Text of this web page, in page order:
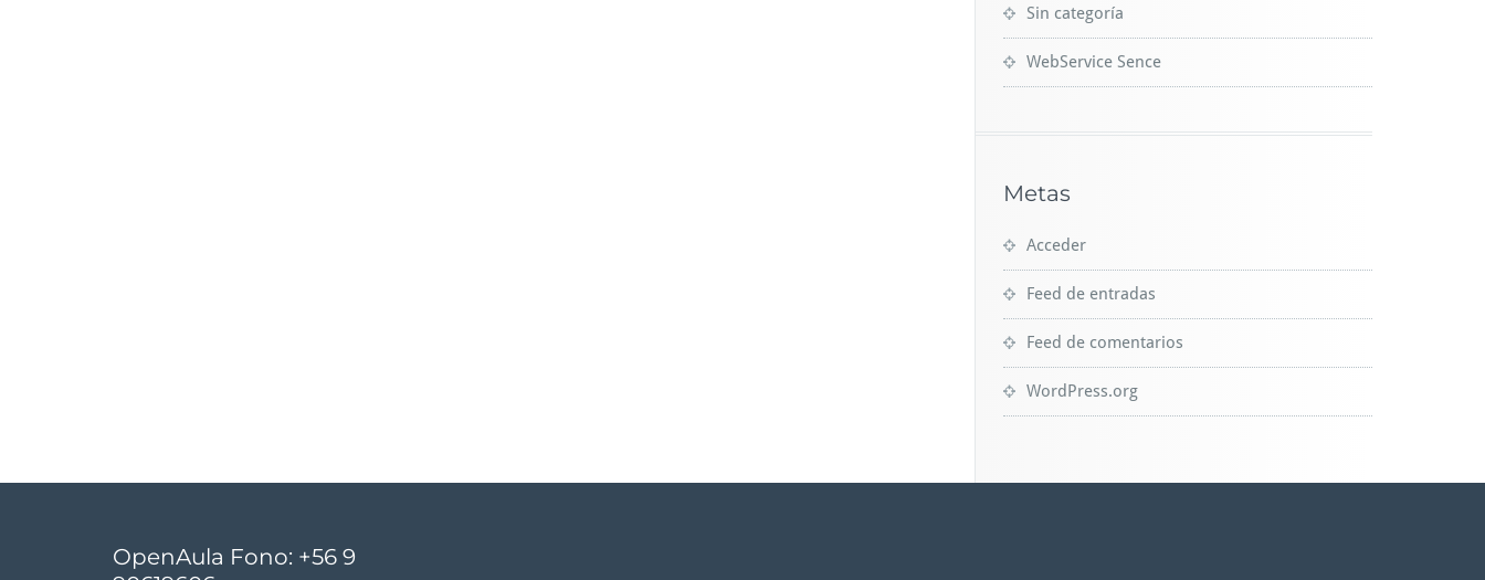
Sin categoría
WebService Sence
Metas
Acceder
Feed de entradas
Feed de comentarios
WordPress.org
OpenAula Fono: +56 9